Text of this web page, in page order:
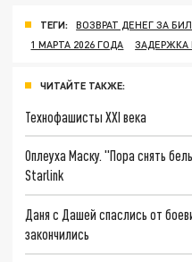
ТЕГИ: ВОЗВРАТ ДЕНЕГ ЗА
1 МАРТА 2026 ГОДА
ЗАДЕРЖКА
ЧИТАЙТЕ ТАКЖЕ:
Технофашисты XXI века
Оплеуха Маску. "Пора снять
Starlink
Даня с Дашей спаслись от
закончились